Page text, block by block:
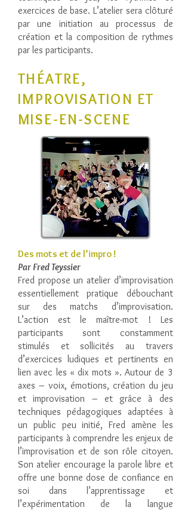
exercices de base. L’atelier sera clôturé
par une initiation au processus de
création et la composition de rythmes
par les participants.
THÉATRE,
IMPROVISATION ET
MISE-EN-SCENE
Des mots et de l’impro !
Par Fred Teyssier
Fred propose un atelier d’improvisation
essentiellement pratique débouchant
sur des matchs d’improvisation.
L’action est le maître-mot ! Les
participants sont constamment
stimulés et sollicités au travers
d’exercices ludiques et pertinents en
lien avec les « dix mots ». Autour de 3
axes – voix, émotions, création du jeu
et improvisation – et grâce à des
techniques pédagogiques adaptées à
un public peu initié, Fred amène les
participants à comprendre les enjeux de
l’improvisation et de son rôle citoyen.
Son atelier encourage la parole libre et
offre une bonne dose de confiance en
soi dans l’apprentissage et
l’expérimentation de la langue